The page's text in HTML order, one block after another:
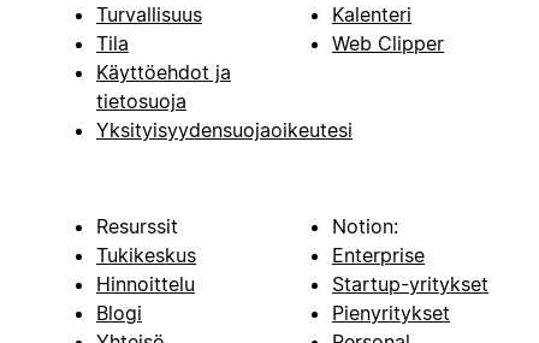
Turvallisuus
Tila
Käyttöehdot ja
tietosuoja
Yksityisyydensuojaoikeutesi
Kalenteri
Web Clipper
Resurssit
Tukikeskus
Hinnoittelu
Blogi
Notion:
Enterprise
Startup-yritykset
Pienyritykset